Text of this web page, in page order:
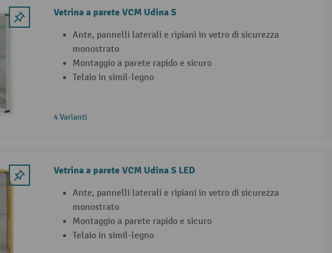
Vetrina a parete VCM Udina S
Ante, pannelli laterali e ripiani in vetro di sicurezza
monostrato
Montaggio a parete rapido e sicuro
Telaio in simil-legno
4 Varianti
Vetrina a parete VCM Udina S LED
Ante, pannelli laterali e ripiani in vetro di sicurezza
monostrato
Montaggio a parete rapido e sicuro
Telaio in simil-legno